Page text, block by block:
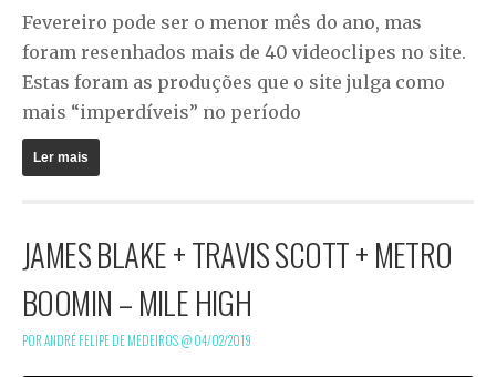
Fevereiro pode ser o menor mês do ano, mas
foram resenhados mais de 40 videoclipes no site.
Estas foram as produções que o site julga como
mais “imperdíveis” no período
Ler mais
JAMES BLAKE + TRAVIS SCOTT + METRO
BOOMIN – MILE HIGH
POR ANDRÉ FELIPE DE MEDEIROS @04/02/2019